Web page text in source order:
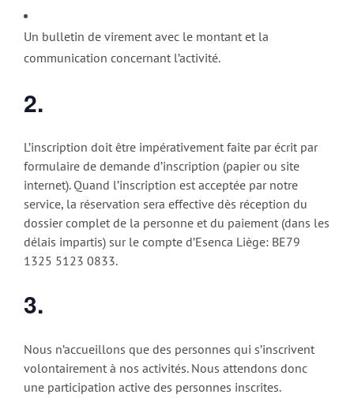
Un bulletin de virement avec le montant et la
communication concernant l’activité.
2.
L’inscription doit être impérativement faite par écrit par
formulaire de demande d’inscription (papier ou site
internet). Quand l’inscription est acceptée par notre
service, la réservation sera effective dès réception du
dossier complet de la personne et du paiement (dans les
délais impartis) sur le compte d’Esenca Liège: BE79
1325 5123 0833.
3.
Nous n’accueillons que des personnes qui s’inscrivent
volontairement à nos activités. Nous attendons donc
une participation active des personnes inscrites.